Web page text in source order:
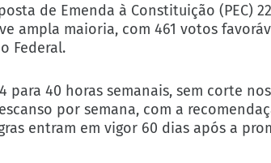
de Emenda à Constituição (PEC)
ampla maioria, com 461 votos
Federal.
40 horas semanais, sem corte
por semana, com a
entram em vigor 60 dias após a